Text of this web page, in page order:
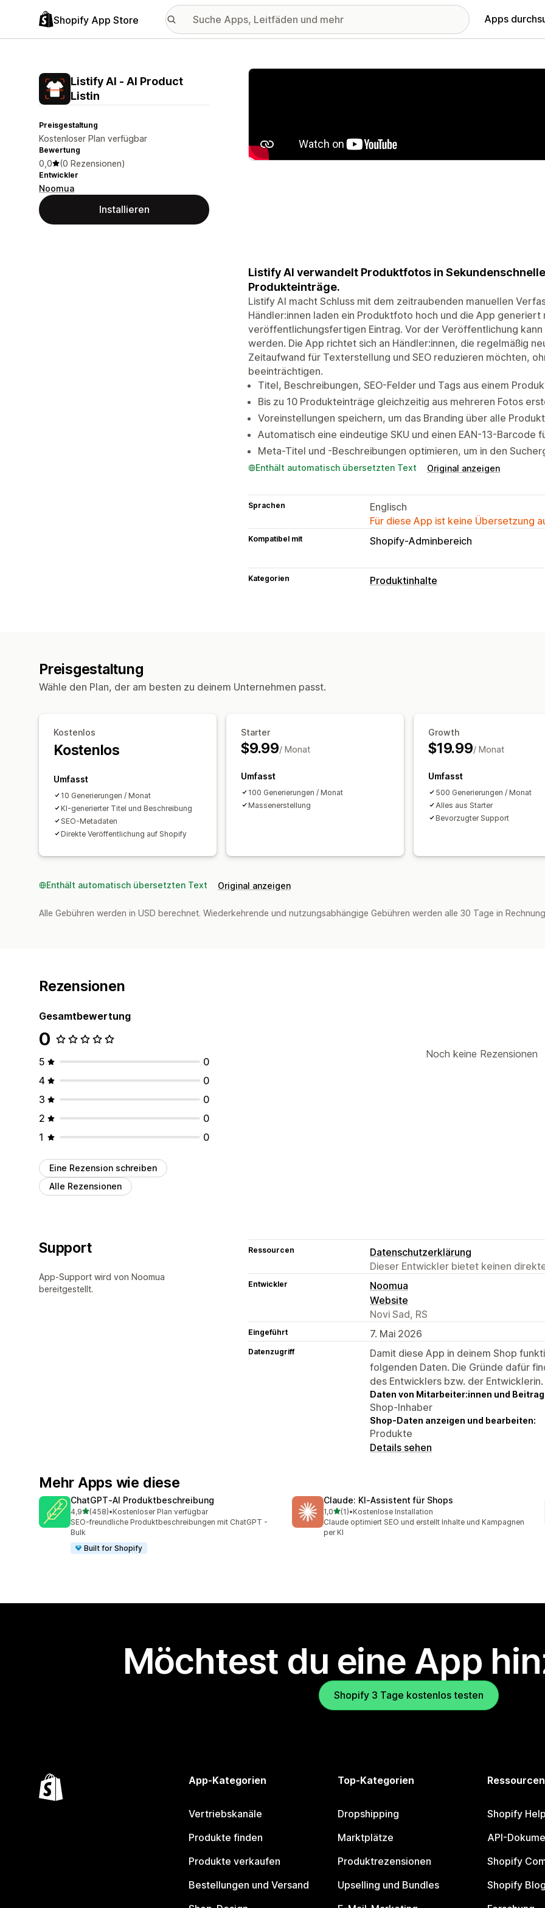
Shopify App Store Apps
Listify AI ‑ AI Product
Listin
Preisgestaltung
Kostenloser Plan verfügbar
Bewertung
0,0 (0 Rezensionen)
Entwickler
Noomua
Installieren
Vorgestellte Bildergalerie
Listify AI verwandelt Produktfotos in
Produkteinträge.
Listify AI macht Schluss mit dem zeitraubenden manuellen
Händler:innen laden ein Produktfoto hoch und die App
veröffentlichungsfertigen Eintrag. Vor der Veröffentlichung
werden. Die App richtet sich an Händler:innen, die regelmäßig
Zeitaufwand für Texterstellung und SEO reduzieren möchten,
beeinträchtigen.
Titel, Beschreibungen, SEO-Felder und Tags aus einem
Bis zu 10 Produkteinträge gleichzeitig aus mehreren Fotos
Voreinstellungen speichern, um das Branding über alle
Automatisch eine eindeutige SKU und einen EAN-13-Barcode
Meta-Titel und -Beschreibungen optimieren, um in den
Enthält automatisch übersetzten Text Original anzeigen
Sprachen
Englisch
Für diese App ist keine Übersetzung
Kompatibel mit Shopify-Adminbereich
Kategorien Produktinhalte
Preisgestaltung
Wähle den Plan, der am besten zu deinem Unternehmen passt.
Kostenlos
Kostenlos
Umfasst
10 Generierungen / Monat
KI-generierter Titel und Beschreibung
SEO-Metadaten
Direkte Veröffentlichung auf Shopify
Starter
$9.99/ Monat
Umfasst
100 Generierungen / Monat
Massenerstellung
Growth
$19.99/ Monat
Umfasst
500 Generierungen / Monat
Alles aus Starter
Bevorzugter Support
Enthält automatisch übersetzten Text Original anzeigen
Alle Gebühren werden in USD berechnet. Wiederkehrende und nutzungsabhängige Gebühren werden alle 30 Tage in
Rezensionen
Gesamtbewertung
0
5
0
4
0
3
0
2
0
1
0
Eine Rezension schreiben
Alle Rezensionen
Noch keine Rezensionen
Support
App-Support wird von Noomua
bereitgestellt.
Ressourcen
Datenschutzerklärung
Dieser Entwickler bietet keinen
Entwickler
Noomua
Website
Novi Sad, RS
Eingeführt 7. Mai 2026
Datenzugriff
Damit diese App in deinem Shop
folgenden Daten. Die Gründe dafür
des Entwicklers bzw. der Entwicklerin.
Daten von Mitarbeiter:innen und
Shop-Inhaber
Shop-Daten anzeigen und bearbeiten:
Produkte
Details sehen
Mehr Apps wie diese
ChatGPT‑AI Produktbeschreibung
4,9von 5 Sternen
(458)
458 Rezensionen insgesamt
•Kostenloser Plan verfügbar
SEO-freundliche Produktbeschreibungen mit ChatGPT -
Bulk
Built for Shopify
Claude: KI‑Assistent für Shops
1,0von 5 Sternen
(1)
1 Rezensionen insgesamt
•Kostenlose Installation
Claude optimiert SEO und erstellt Inhalte und Kampagnen
per KI
Möchtest du eine App
Shopify 3 Tage kostenlos testen
App-Kategorien
Vertriebskanäle
Produkte finden
Produkte verkaufen
Bestellungen und Versand
Top-Kategorien
Dropshipping
Marktplätze
Produktrezensionen
Upselling und Bundles
Ressourcen
Shopify
API-
Shopify
Shopify Blog